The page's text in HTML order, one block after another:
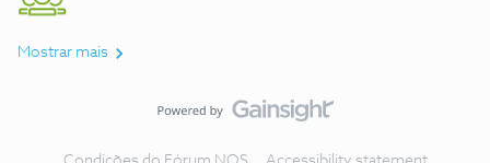
Mostrar mais